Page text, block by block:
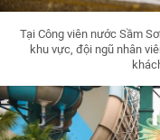
Tại Công viên nước Sầm
khu vực, đội ngũ nhân